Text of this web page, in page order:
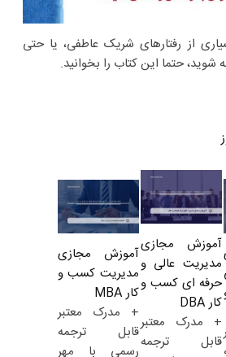
از رفتارهای شریک عاطفی، یا حتی
شوید، حتما این کتاب را بخوانید.
آموزش مجازی
مدیریت عالی و
حرفه ای کسب و
کار DBA
+ مدرک معتبر
قابل ترجمه
آموزش مجازی
مدیریت کسب و
کار MBA
+ مدرک معتبر
قابل ترجمه
رسمی با مهر